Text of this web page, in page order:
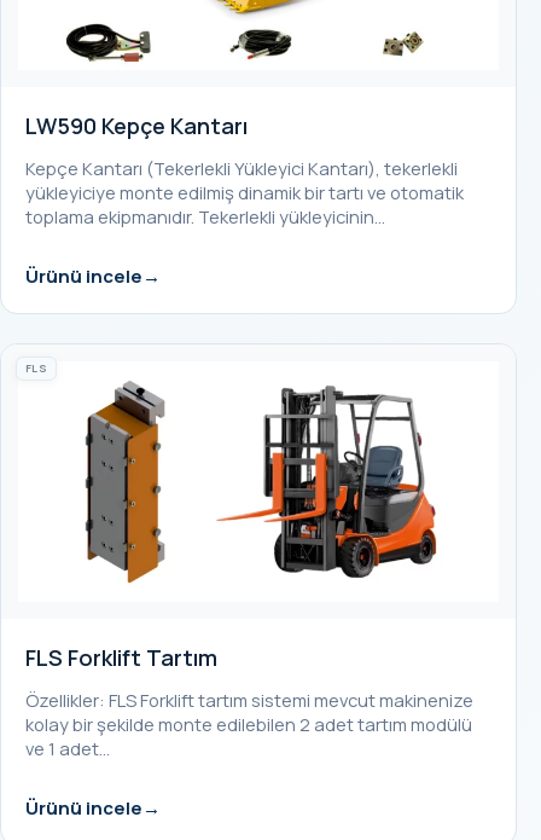
LW590 Kepçe Kantarı
Kepçe Kantarı (Tekerlekli Yükleyici Kantarı), tekerlekli
yükleyiciye monte edilmiş dinamik bir tartı ve otomatik
toplama ekipmanıdır. Tekerlekli yükleyicinin…
Ürünü incele
FLS
FLS Forklift Tartım
Özellikler: FLS Forklift tartım sistemi mevcut makinenize
kolay bir şekilde monte edilebilen 2 adet tartım modülü
ve 1 adet…
Ürünü incele